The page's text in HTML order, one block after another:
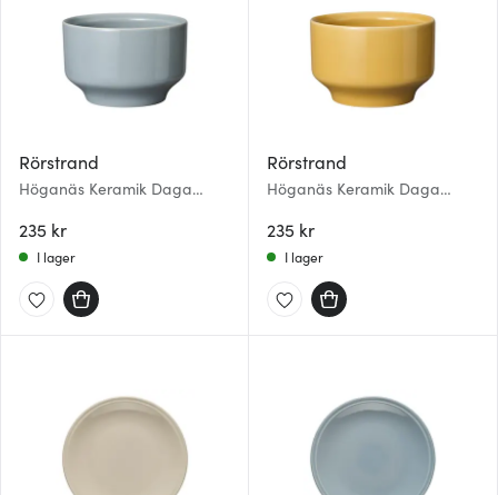
Rörstrand
Höganäs Keramik Daga
235 kr
I lager
Rörstrand
Höganäs Keramik Daga
235 kr
I lager